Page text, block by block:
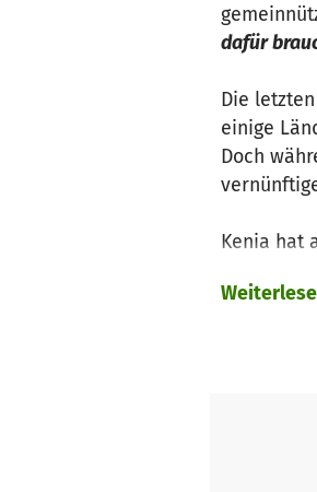
dafür
Die
einige
Doch
Kenia hat
Education